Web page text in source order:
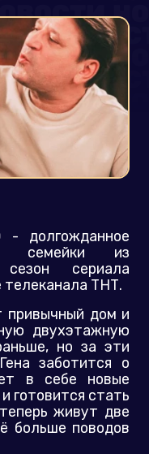
- долгожданное
семейки из
сезон сериала
телеканала ТНТ.
привычный дом и
двухэтажную
но за эти
заботится о
в себе новые
готовится стать
живут две
больше поводов